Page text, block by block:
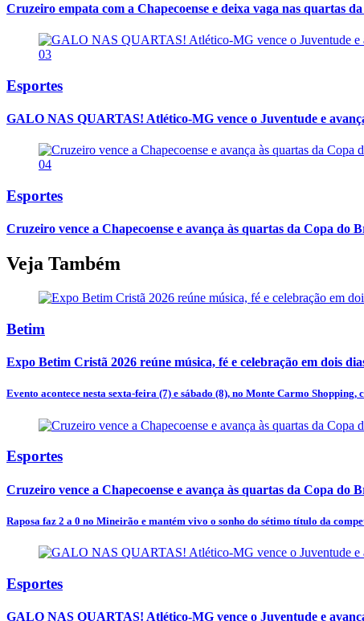
Cruzeiro empata com a Chapecoense e deixa vaga nas quartas
03
Esportes
GALO NAS QUARTAS! Atlético-MG vence o Juventude e
04
Esportes
Cruzeiro vence a Chapecoense e avança às quartas da Copa do
Veja Também
Betim
Expo Betim Cristã 2026 reúne música, fé e celebração em dois
Evento acontece nesta sexta-feira (7) e sábado (8), no Monte Carmo Shopping,
Esportes
Cruzeiro vence a Chapecoense e avança às quartas da Copa do
Raposa faz 2 a 0 no Mineirão e mantém vivo o sonho do sétimo título da
Esportes
GALO NAS QUARTAS! Atlético-MG vence o Juventude e